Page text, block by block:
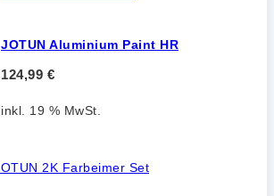
JOTUN Aluminium Paint HR
124,99 €
inkl. 19 % MwSt.